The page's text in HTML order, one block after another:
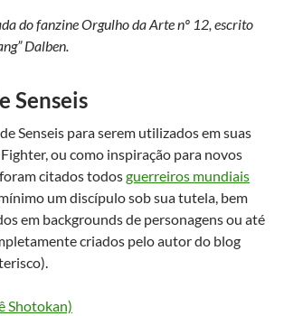
do fanzine Orgulho da Arte nº 12, escrito
Dalben.
Senseis
Senseis para serem utilizados em suas
ou como inspiração para novos
citados todosguerreiros mundiais
um discípulo sob sua tutela, bem
em backgrounds de personagens ou até
criados pelo autor do blog
Shotokan)